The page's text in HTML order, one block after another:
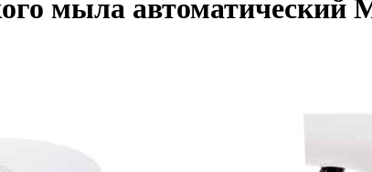
мыла автоматический